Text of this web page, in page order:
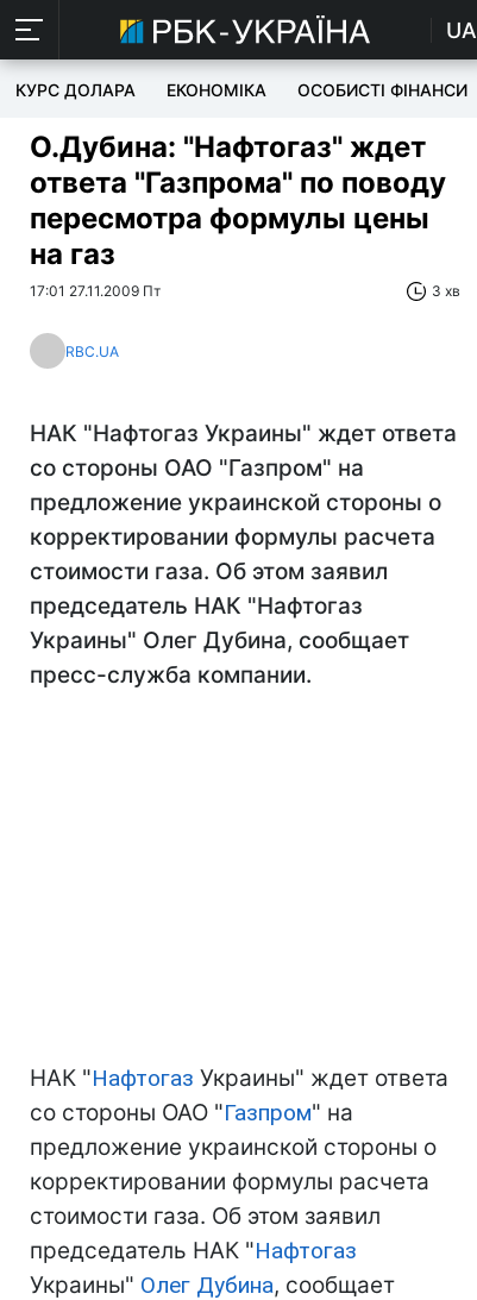
UA
КУРС ДОЛАРА ЕКОНОМІКА ОСОБИСТІ ФІНАНСИ
О.Дубина: "Нафтогаз" ждет
ответа "Газпрома" по поводу
пересмотра формулы цены
на газ
17:01 27.11.2009 Пт 3 хв
RBC.UA
НАК "Нафтогаз Украины" ждет ответа
со стороны ОАО "Газпром" на
предложение украинской стороны о
корректировании формулы расчета
стоимости газа. Об этом заявил
председатель НАК "Нафтогаз
Украины" Олег Дубина, сообщает
пресс-служба компании.
НАК "Нафтогаз Украины" ждет ответа
со стороны ОАО "Газпром" на
предложение украинской стороны о
корректировании формулы расчета
стоимости газа. Об этом заявил
председатель НАК "Нафтогаз
Украины" Олег Дубина, сообщает